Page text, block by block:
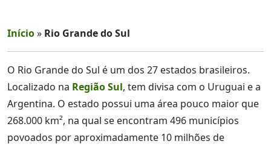
Início» Rio Grande do Sul
O Rio Grande do Sul é um dos 27 estados brasileiros.
Localizado na Região Sul, tem divisa com o Uruguai e a
Argentina. O estado possui uma área pouco maior que
268.000 km², na qual se encontram 496 municípios
povoados por aproximadamente 10 milhões de